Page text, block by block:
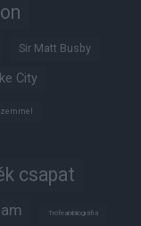
Sir Matt Busby
City
csapat
Trófeabibliográfia